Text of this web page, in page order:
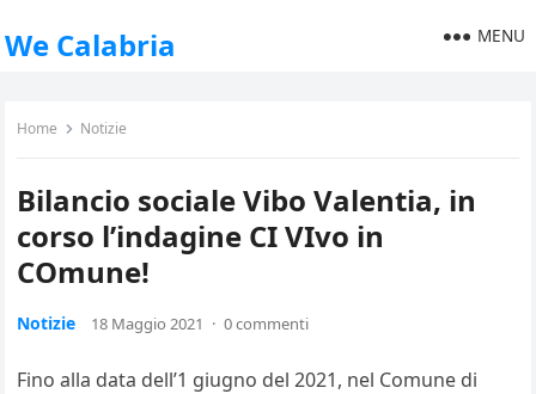
We Calabria MENU
Home Notizie
Bilancio sociale Vibo Valentia, in
corso l’indagine CI VIvo in
COmune!
Notizie 18 Maggio 2021 · 0 commenti
Fino alla data dell’1 giugno del 2021, nel Comune di